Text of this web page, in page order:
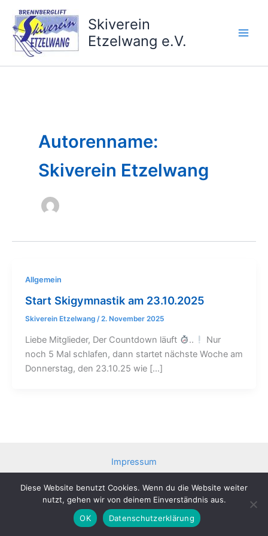
Inhalt
springen
Skiverein
Etzelwang e.V.
Autorenname:
Skiverein Etzelwang
Allgemein
Start Skigymnastik am 23.10.2025
Skiverein Etzelwang /2. November 2025
Liebe Mitglieder, Der Countdown läuft ..
Nur
noch 5 Mal schlafen, dann startet nächste Woche am
Donnerstag, den 23.10.25 wie […]
Impressum
Datenschutzerklärung
Beitrittserklärung
Copyright © 2026 Skiverein Etzelwang e.V.
Diese Website benutzt Cookies. Wenn du die Website weiter
nutzt, gehen wir von deinem Einverständnis aus.
OK
Datenschutzerklärung